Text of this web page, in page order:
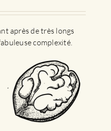
après de très longs
complexité.